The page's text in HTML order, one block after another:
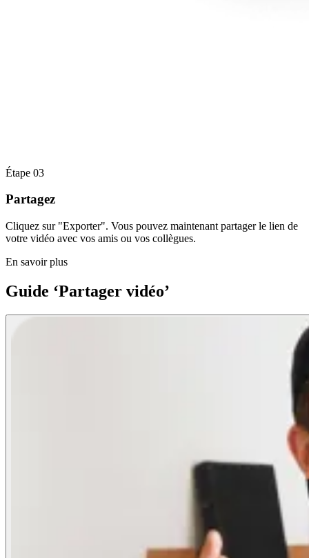
Étape 03
Partagez
Cliquez sur "Exporter". Vous pouvez maintenant partager le lien de
votre vidéo avec vos amis ou vos collègues.
En savoir plus
Guide ‘Partager vidéo’